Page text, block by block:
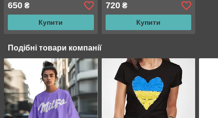
650 ₴
Купити
720₴
Купити
Подібні товари компанії